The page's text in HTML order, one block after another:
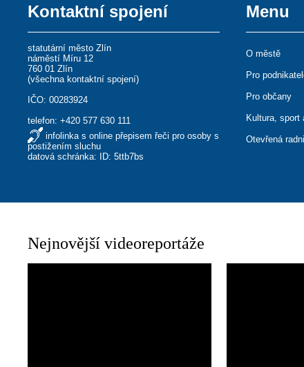
Kontaktní spojení
statutární město Zlín
náměstí Míru 12
760 01 Zlín
(všechna kontaktní spojení)
IČO: 00283924
telefon:+420 577 630 111
infolinka s online přepisem řeči pro osoby s
postižením sluchu
datová schránka: ID: 5ttb7bs
Menu
O městě
Pro
Pro občany
Kultura, sport
Otevřená
Nejnovější videoreportáže